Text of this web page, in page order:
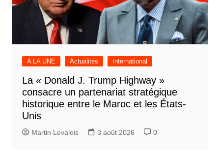
A LA UNE Actualités International
La « Donald J. Trump Highway »
consacre un partenariat stratégique
historique entre le Maroc et les États-
Unis
Martin Levalois 3 août 2026 0